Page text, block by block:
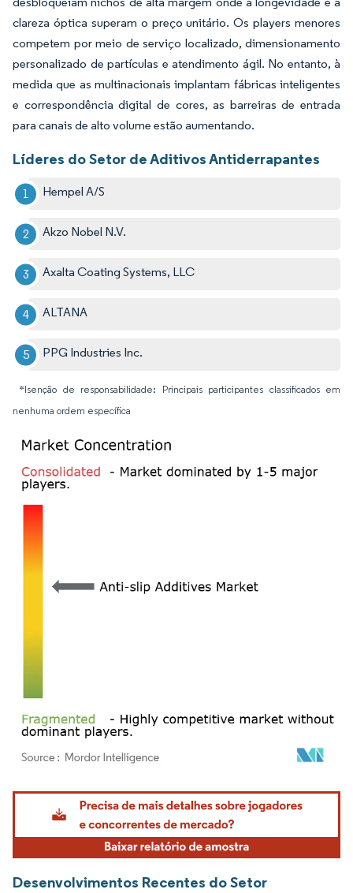
clareza óptica superam o preço unitário. Os players menores
competem por meio de serviço localizado, dimensionamento
personalizado de partículas e atendimento ágil. No entanto, à
medida que as multinacionais implantam fábricas inteligentes
e correspondência digital de cores, as barreiras de entrada
para canais de alto volume estão aumentando.
Líderes do Setor de Aditivos Antiderrapantes
Hempel A/S
Akzo Nobel N.V.
Axalta Coating Systems, LLC
ALTANA
PPG Industries Inc.
*Isenção de responsabilidade: Principais participantes classificados em
nenhuma ordem específica
Imagem © Mordor Intelligence. O reuso requer atribuição conforme CC BY 4.0.
Desenvolvimentos Recentes do Setor